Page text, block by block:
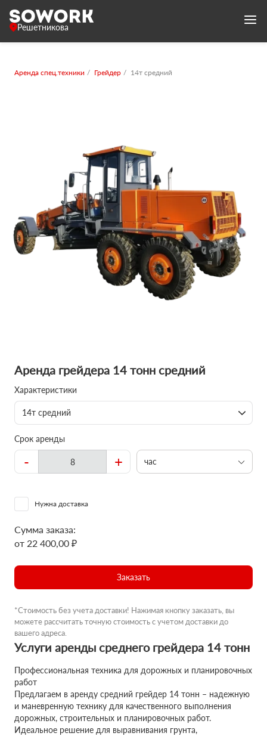
Решетникова
Аренда спец.техники Грейдер 14т средний
Аренда грейдера 14 тонн средний
Характеристики
14т средний
Срок аренды
- + час
Нужна доставка
Сумма заказа:
от 22 400,00 ₽
Заказать
*Стоимость без учета доставки! Нажимая кнопку заказать, вы
можете рассчитать точную стоимость с учетом доставки до
вашего адреса.
Услуги аренды среднего грейдера 14 тонн
Профессиональная техника для дорожных и планировочных
работ
Предлагаем в аренду средний грейдер 14 тонн – надежную
и маневренную технику для качественного выполнения
дорожных, строительных и планировочных работ.
Идеальное решение для выравнивания грунта,